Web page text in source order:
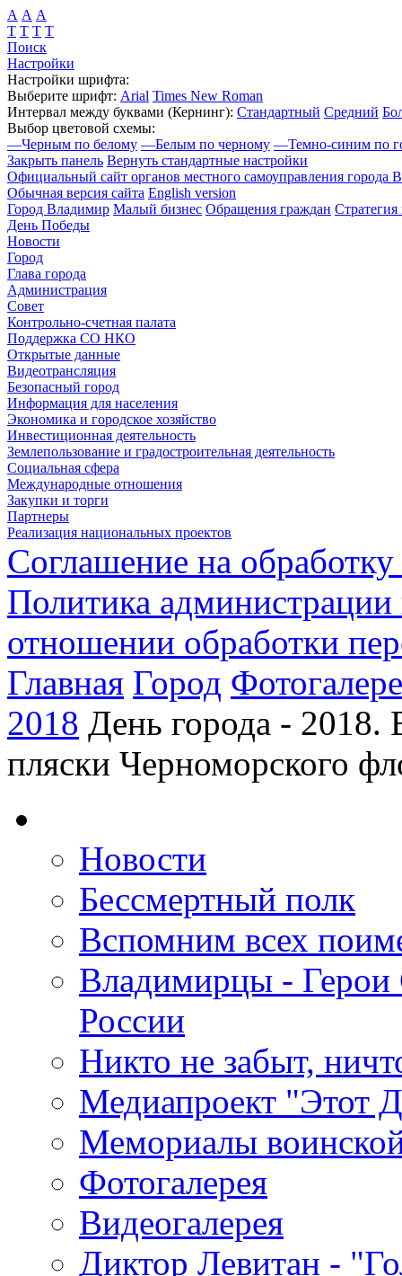
А А А
Т Т Т Т
Поиск
Настройки
Настройки шрифта:
Выберите шрифт: Arial Times New Roman
Интервал между буквами (Кернинг): Стандартный Средний
Выбор цветовой схемы:
—Черным по белому —Белым по черному —Темно-синим по
Закрыть панель Вернуть стандартные настройки
Официальный сайт органов местного самоуправления города
Обычная версия сайта English version
Город Владимир Малый бизнес Обращения граждан Стратегия
День Победы
Новости
Город
Глава города
Администрация
Совет
Контрольно-счетная палата
Поддержка СО НКО
Открытые данные
Видеотрансляция
Безопасный город
Информация для населения
Экономика и городское хозяйство
Инвестиционная деятельность
Землепользование и градостроительная деятельность
Социальная сфера
Международные отношения
Закупки и торги
Партнеры
Реализация национальных проектов
Соглашение на
Политика
отношении обработки
Главная Город
2018 День города - 2018.
пляски Черноморского
Новости
Бессмертный полк
Вспомним всех
Владимирцы - Герои
России
Никто не забыт,
Медиапроект "Этот
Мемориалы
Фотогалерея
Видеогалерея
Диктор Левитан -